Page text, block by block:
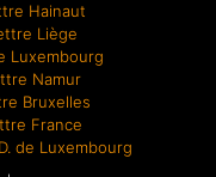
Hainaut
Liège
Luxembourg
Namur
Bruxelles
France
de Luxembourg